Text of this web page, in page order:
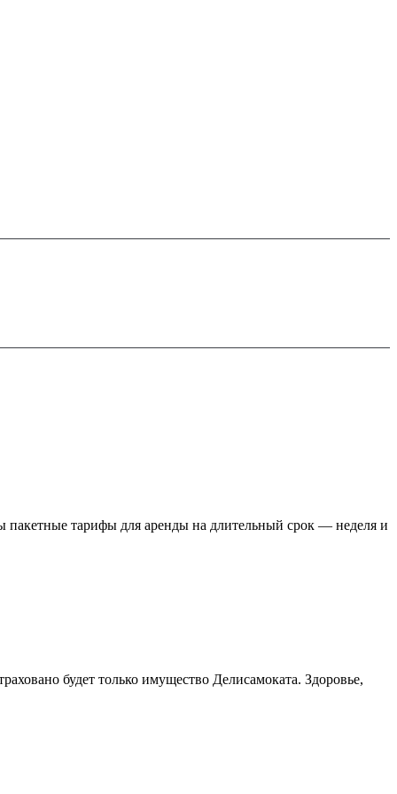
пакетные тарифы для аренды на длительный срок — неделя и
будет только имущество Делисамоката. Здоровье,